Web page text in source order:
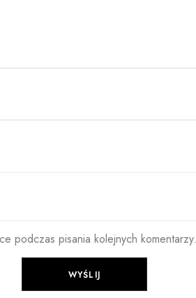
podczas pisania kolejnych komentarzy.